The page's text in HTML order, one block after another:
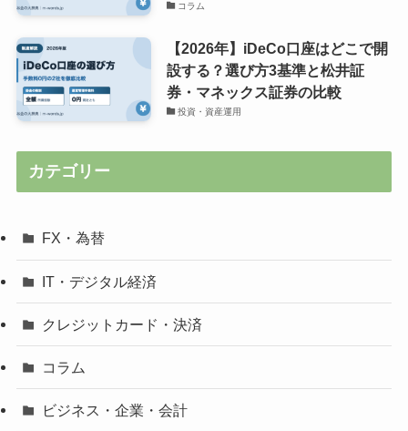
コラム
【2026年】iDeCo口座はどこで開
設する？選び方3基準と松井証
券・マネックス証券の比較
投資・資産運用
カテゴリー
FX・為替
IT・デジタル経済
クレジットカード・決済
コラム
ビジネス・企業・会計